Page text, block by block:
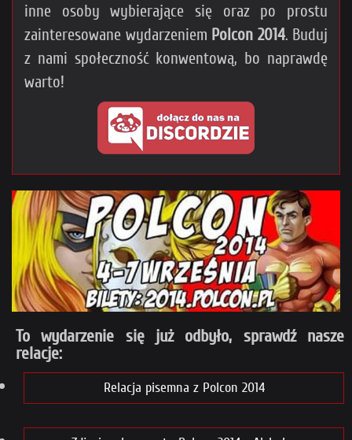
inne osoby wybierające się oraz po prostu
zainteresowane wydarzeniem Polcon 2014. Buduj
z nami społeczność konwentową, bo naprawdę
warto!
To wydarzenie się już odbyło, sprawdź nasze
relacje:
Relacja pisemna z Polcon 2014